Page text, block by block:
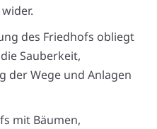
des Friedhofs obliegt
Sauberkeit,
der Wege und Anlagen
mit Bäumen,